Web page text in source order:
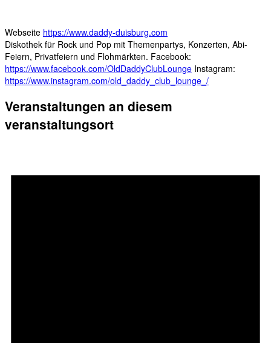
Webseite https://www.daddy-duisburg.com
Diskothek für Rock und Pop mit Themenpartys, Konzerten, Abi-
Feiern, Privatfeiern und Flohmärkten. Facebook:
https://www.facebook.com/OldDaddyClubLounge Instagram:
https://www.instagram.com/old_daddy_club_lounge_/
Veranstaltungen an diesem
veranstaltungsort